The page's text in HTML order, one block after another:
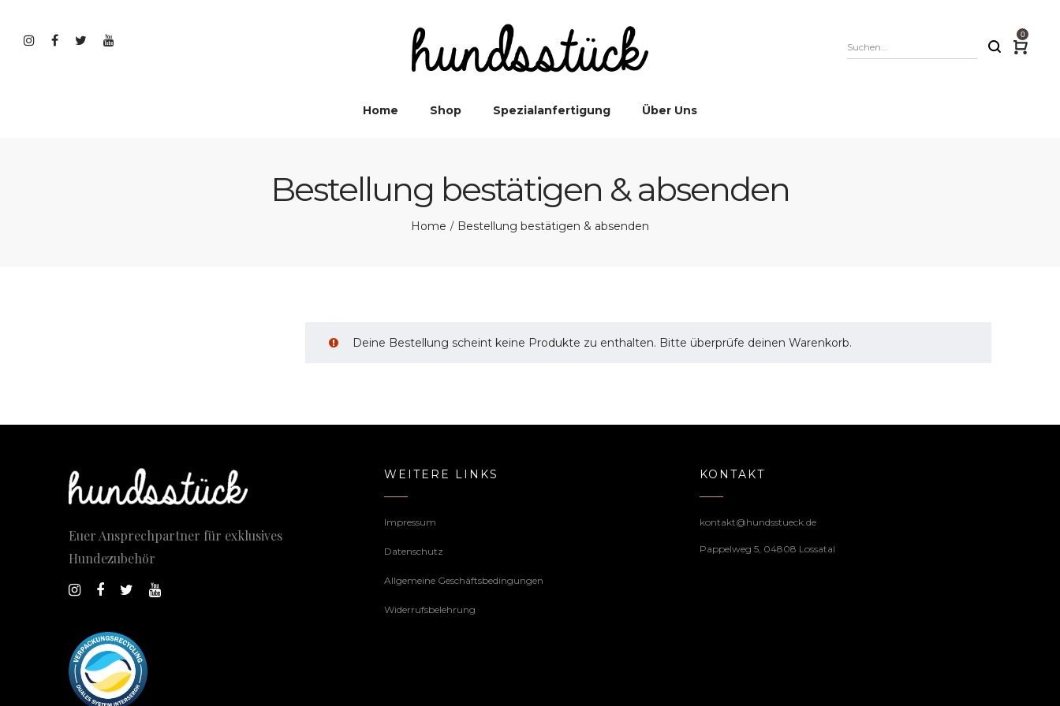
0
Home Shop Spezialanfertigung Über Uns
Bestellung bestätigen & absenden
Home / Bestellung bestätigen & absenden
Deine Bestellung scheint keine Produkte zu enthalten. Bitte überprüfe deinen Warenkorb.
Euer Ansprechpartner für exklusives
Hundezubehör
WEITERE LINKS
Impressum
Datenschutz
Allgemeine Geschäftsbedingungen
Widerrufsbelehrung
KONTAKT
kontakt@hundsstueck.de
Pappelweg 5, 04808 Lossatal